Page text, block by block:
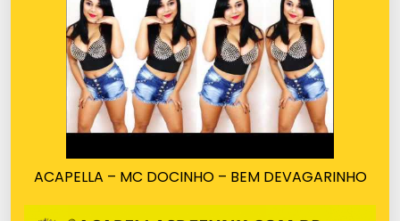
ACAPELLA – MC DOCINHO – BEM DEVAGARINHO